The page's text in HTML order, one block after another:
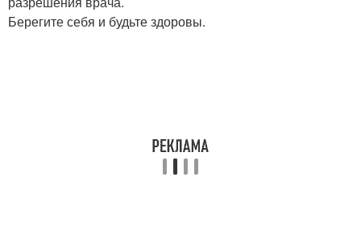
Берегите себя и будьте здоровы.